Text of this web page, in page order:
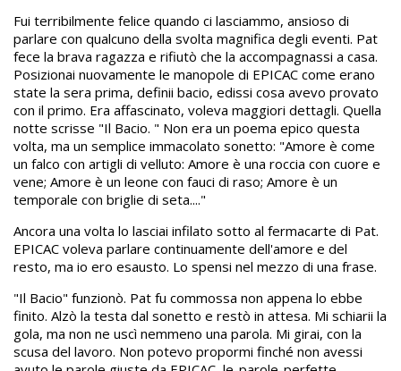
Fui terribilmente felice quando ci lasciammo, ansioso di
parlare con qualcuno della svolta magnifica degli eventi. Pat
fece la brava ragazza e rifiutò che la accompagnassi a casa.
Posizionai nuovamente le manopole di EPICAC come erano
state la sera prima, definii bacio, edissi cosa avevo provato
con il primo. Era affascinato, voleva maggiori dettagli. Quella
notte scrisse "Il Bacio. " Non era un poema epico questa
volta, ma un semplice immacolato sonetto: "Amore è come
un falco con artigli di velluto: Amore è una roccia con cuore e
vene; Amore è un leone con fauci di raso; Amore è un
temporale con briglie di seta...."
Ancora una volta lo lasciai infilato sotto al fermacarte di Pat.
EPICAC voleva parlare continuamente dell'amore e del
resto, ma io ero esausto. Lo spensi nel mezzo di una frase.
"Il Bacio" funzionò. Pat fu commossa non appena lo ebbe
finito. Alzò la testa dal sonetto e restò in attesa. Mi schiarii la
gola, ma non ne uscì nemmeno una parola. Mi girai, con la
scusa del lavoro. Non potevo propormi finché non avessi